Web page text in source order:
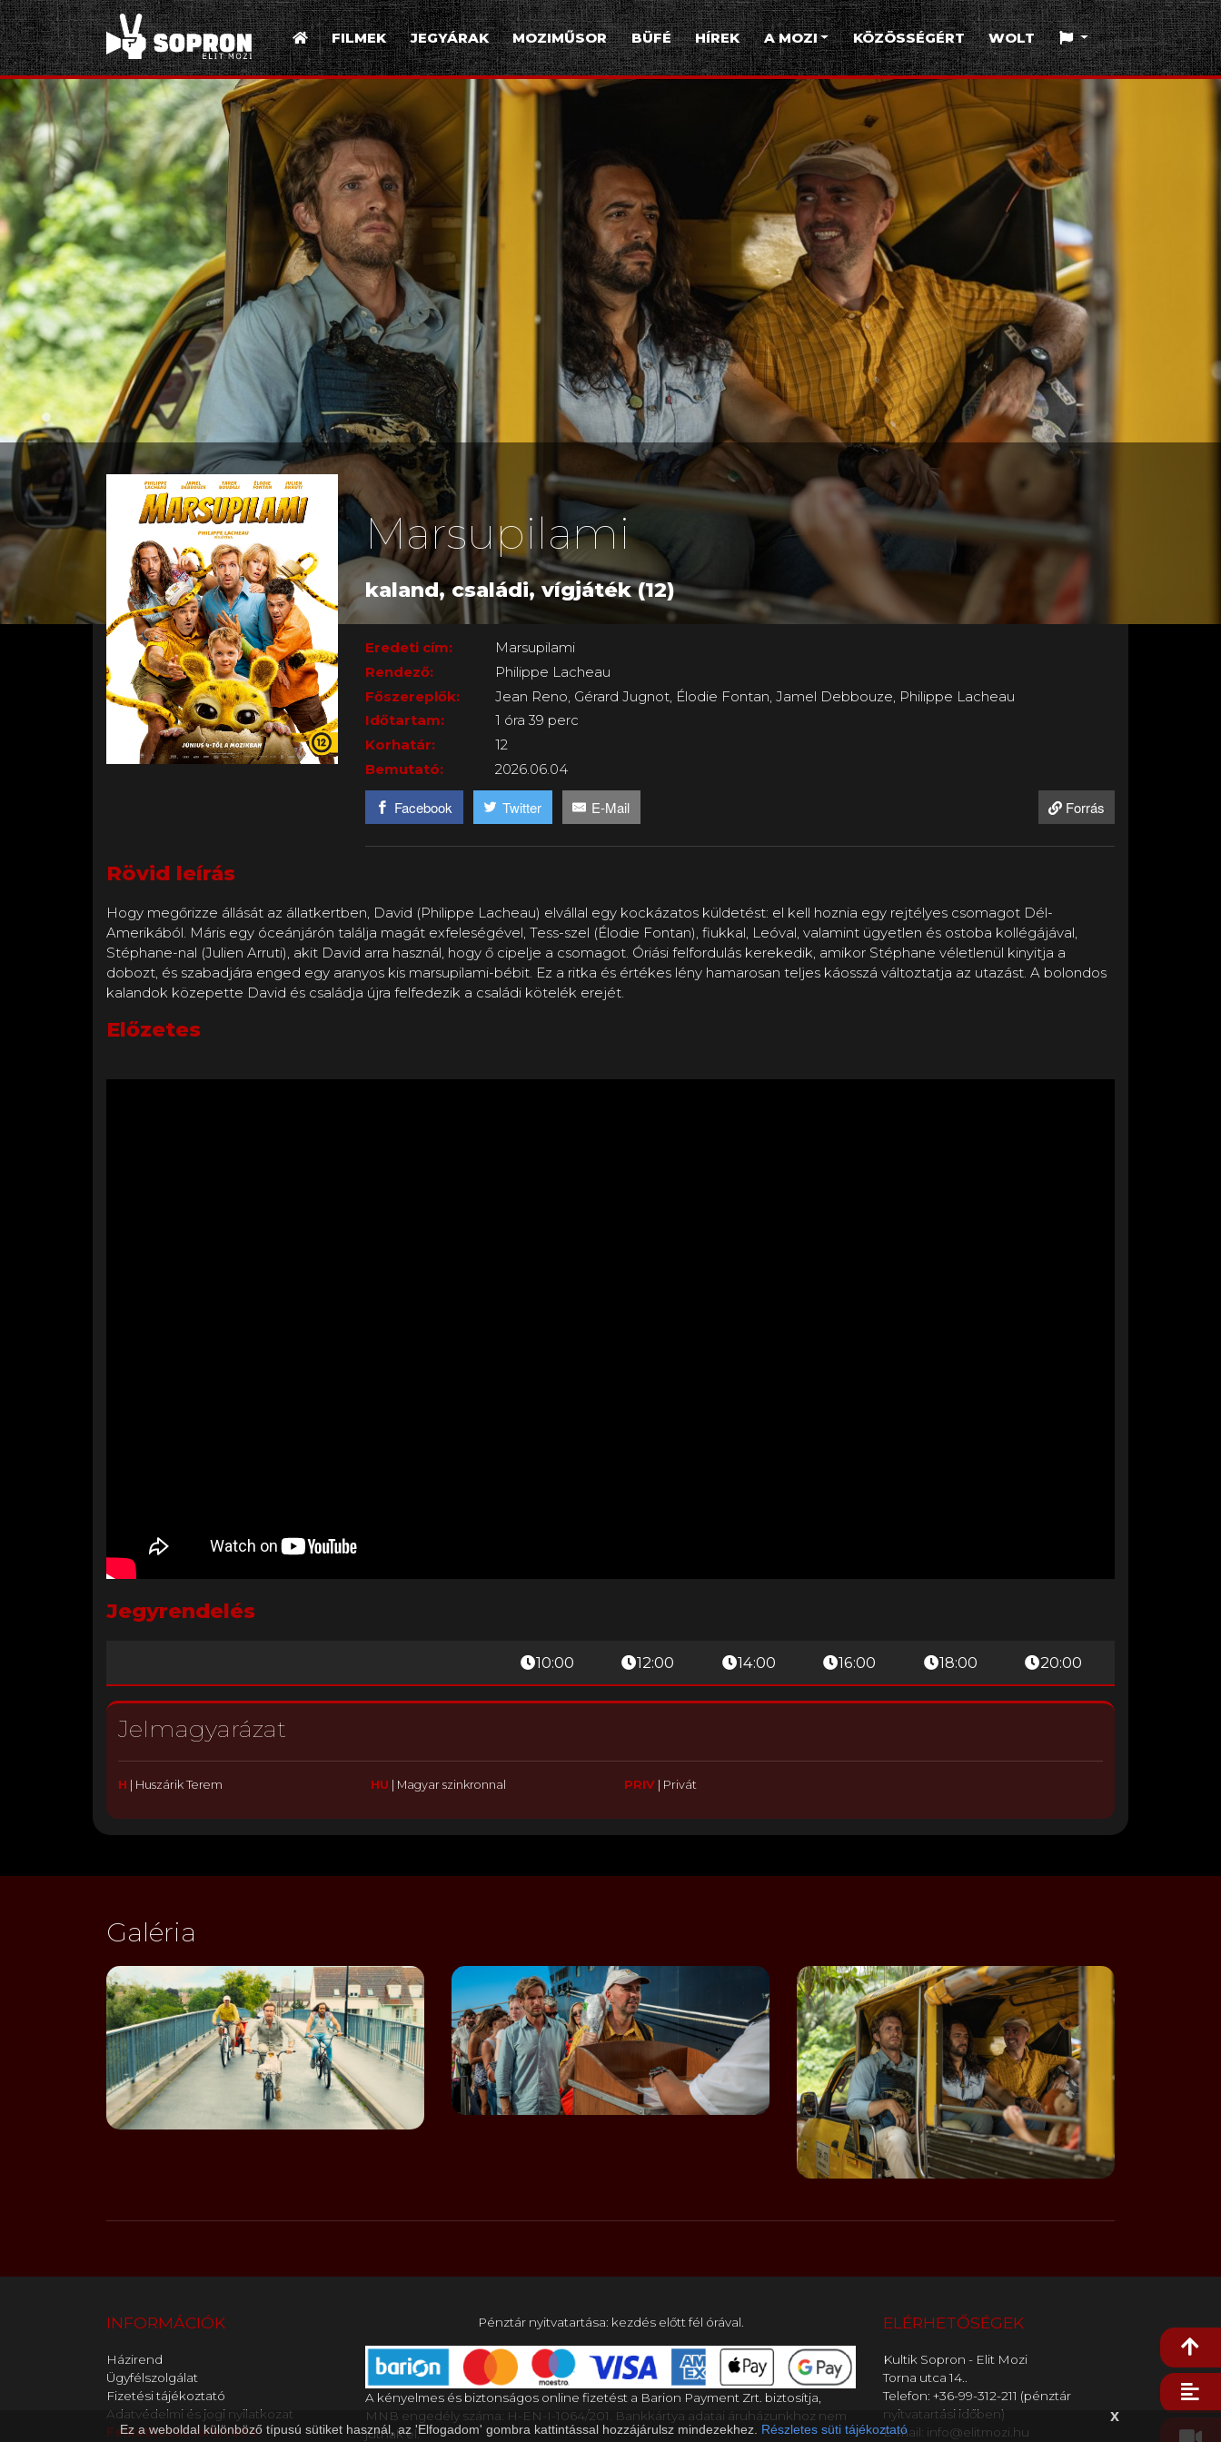
FILMEK JEGYÁRAK MOZIMŰSOR BÜFÉ HÍREK A MOZI KÖZÖSSÉGÉRT WOLT
Marsupilami
kaland, családi, vígjáték (12)
Eredeti cím:
Marsupilami
Rendező:
Philippe Lacheau
Főszereplők:
Jean Reno, Gérard Jugnot, Élodie Fontan, Jamel Debbouze, Philippe Lacheau
Időtartam:
1 óra 39 perc
Korhatár:
12
Bemutató:
2026.06.04
Facebook Twitter E-Mail Forrás
Rövid leírás
Hogy megőrizze állását az állatkertben, David (Philippe Lacheau) elvállal egy kockázatos küldetést: el kell hoznia egy rejtélyes csomagot Dél-
Amerikából. Máris egy óceánjárón találja magát exfeleségével, Tess-szel (Élodie Fontan), fiukkal, Leóval, valamint ügyetlen és ostoba kollégájával,
Stéphane-nal (Julien Arruti), akit David arra használ, hogy ő cipelje a csomagot. Óriási felfordulás kerekedik, amikor Stéphane véletlenül kinyitja a
dobozt, és szabadjára enged egy aranyos kis marsupilami-bébit. Ez a ritka és értékes lény hamarosan teljes káosszá változtatja az utazást. A bolondos
kalandok közepette David és családja újra felfedezik a családi kötelék erejét.
Előzetes
Jegyrendelés
10:00 12:00 14:00 16:00 18:00 20:00
Jelmagyarázat
H | Huszárik Terem HU | Magyar szinkronnal PRIV| Privát
Galéria
x
Ez a weboldal különböző típusú sütiket használ, az 'Elfogadom' gombra kattintással hozzájárulsz mindezekhez. Részletes süti tájékoztató
INFORMÁCIÓK
Házirend
Ügyfélszolgálat
Fizetési tájékoztató
Adatvédelmi és jogi nyilatkozat
Feliratkozás hírlevélre
Pénztár nyitvatartása: kezdés előtt fél órával.
A kényelmes és biztonságos online fizetést a Barion Payment Zrt. biztosítja,
MNB engedély száma: H-EN-I-1064/201. Bankkártya adatai áruházunkhoz nem
jutnak el.
ELÉRHETŐSÉGEK
Kultik Sopron - Elit Mozi
Torna utca 14..
Telefon: +36-99-312-211 (pénztár
nyitvatartási időben)
E-mail: info@elitmozi.hu